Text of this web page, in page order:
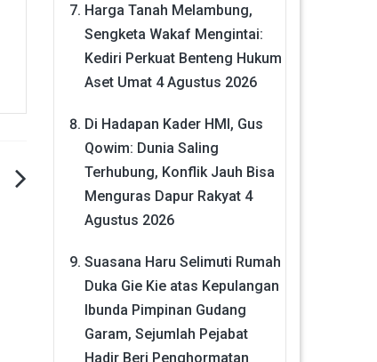
Harga Tanah Melambung,
Sengketa Wakaf Mengintai:
Kediri Perkuat Benteng Hukum
Aset Umat 4 Agustus 2026
Di Hadapan Kader HMI, Gus
Qowim: Dunia Saling
Terhubung, Konflik Jauh Bisa
Menguras Dapur Rakyat 4
Agustus 2026
Suasana Haru Selimuti Rumah
Duka Gie Kie atas Kepulangan
Ibunda Pimpinan Gudang
Garam, Sejumlah Pejabat
Hadir Beri Penghormatan